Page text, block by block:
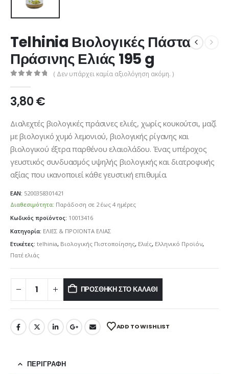
Telhinia Βιολογικές Πάστα
Πράσινης Ελιάς 195 g
( Δεν υπάρχει καμία αξιολόγηση ακόμη. )
3,80€
Διαλεχτές βιολογικές πράσινες ελιές, χωρίς κουκούτσι, μαζί
με βιολογικό χυμό λεμονιού, βιολογικής ρίγανης και
βιολογικού έξτρα παρθένου ελαιολάδου. Ένας υπέροχος
γευστικός συνδυασμός υψηλής βιολογικής και διατροφικής
αξίας που ικανοποιεί κάθε γευστική επιθυμία.
EAN: 5200358301421
Διαθεσιμότητα: Παράδοση σε 2 έως 4 ημέρες
Κωδικός προϊόντος: 10013416
Κατηγορία: ΕΛΙΕΣ & ΠΡΟΪΟΝΤΑ ΕΛΙΑΣ
Ετικέτες: telhinia, Βιολογικής Πιστοποίησης, Ελιές, Ελληνικό Προϊόν,
Πατέ ελιάς
ΠΡΟΣΘΉΚΗ ΣΤΟ ΚΑΛΆΘΙ
ADD TO WISHLIST
ΠΕΡΙΓΡΑΦΉ